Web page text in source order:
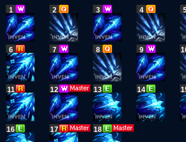
1 2 3 4
6 7 8 9
11 12 13 14
16 17 18